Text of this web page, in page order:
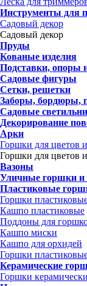
Инструменты для
Садовый декор
Садовый декор
Пруды
Кованые изделия
Подставки, опоры
Садовые фигуры
Сетки, решетки
Заборы, бордюры,
Садовые
Декорирование
Арки
Горшки для цветов
Горшки для цветов
Вазоны
Уличные горшки
Пластиковые
Горшки
Кашпо пластиковые
Поддоны для
Кашпо миски
Кашпо для орхидей
Горшки
Керамические
Горшки